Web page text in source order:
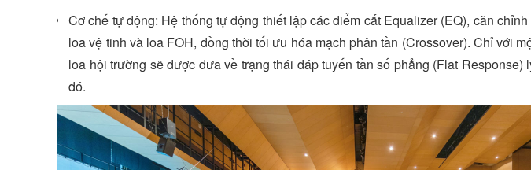
Cơ chế tự động: Hệ thống tự động thiết lập các điểm cắt Equalizer (EQ), căn
loa vệ tinh và loa FOH, đồng thời tối ưu hóa mạch phân tần (Crossover). Chỉ với
loa hội trường sẽ được đưa về trạng thái đáp tuyến tần số phẳng (Flat Response)
đó.